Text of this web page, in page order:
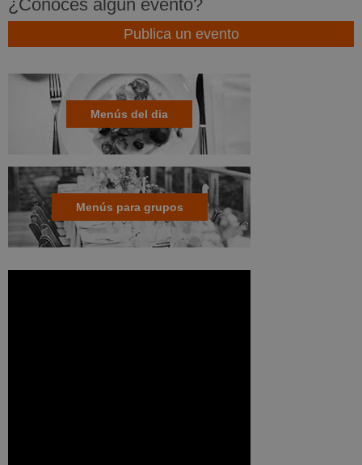
¿Conoces algún evento?
Publica un evento
Menús del dia
Menús para grupos